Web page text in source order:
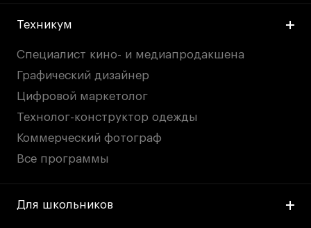
Техникум
Специалист кино- и медиапродакшена
Графический дизайнер
Цифровой маркетолог
Технолог-конструктор одежды
Коммерческий фотограф
Все программы
Для школьников